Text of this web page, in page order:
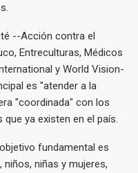
--Acción contra el
Entreculturas, Médicos
y World Vision-
es "atender a la
"coordinada" con los
ya existen en el país.
fundamental es
niñas y mujeres,